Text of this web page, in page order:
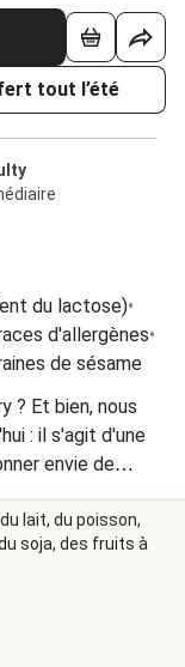
tout l’été
du lactose)•
d'allergènes•
de sésame
? Et bien, nous
: il s'agit d'une
envie de
cuisine !). Celle-
de gingembre
nouvelles !
lait, du poisson,
soja, des fruits à